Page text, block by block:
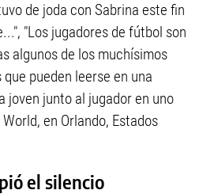
de joda con Sabrina este fin
"Los jugadores de fútbol son
algunos de los muchísimos
pueden leerse en una
joven junto al jugador en uno
en Orlando, Estados
el silencio